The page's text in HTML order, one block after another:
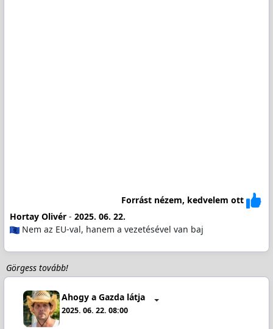
Forrást nézem, kedvelem ott
Hortay Olivér- 2025. 06. 22.
Nem az EU-val, hanem a vezetésével van baj
Görgess tovább!
Ahogy a Gazda látja
2025. 06. 22. 08:00